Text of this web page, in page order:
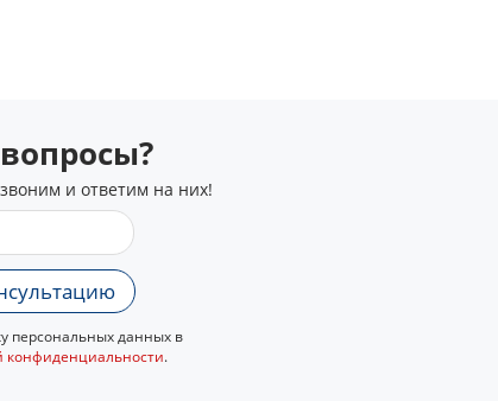
и ответим на них!
персональных данных в
конфиденциальности.